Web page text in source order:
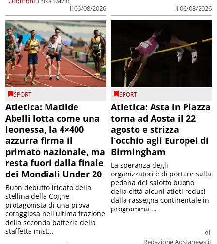
il 06/08/2026
il 06/08/2026
SPORT
Atletica: Matilde
Abelli lotta come una
leonessa, la 4×400
azzurra firma il
primato nazionale, ma
resta fuori dalla finale
dei Mondiali Under 20
Buon debutto iridato della
stellina della Cogne,
protagonista di una prova
coraggiosa nell'ultima frazione
della seconda batteria della
staffetta mist...
SPORT
Atletica: Asta in Piazza
torna ad Aosta il 22
agosto e strizza
l’occhio agli Europei di
Birmingham
di
Redazione Aostanews.it
La speranza degli
organizzatori è di portare sulla
pedana del salotto buono
della città alcuni atleti reduci
dalla rassegna continentale in
programma ...